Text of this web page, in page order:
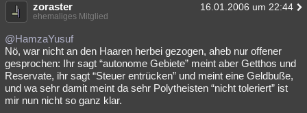
zoraster 16.01.2006 um 22:44
ehemaliges Mitglied
@HamzaYusuf
Nö, war nicht an den Haaren herbei gezogen, aheb nur offener
gesprochen: Ihr sagt “autonome Gebiete” meint aber Getthos und
Reservate, ihr sagt “Steuer entrücken” und meint eine Geldbuße,
und wa sehr damit meint da sehr Polytheisten “nicht toleriert” ist
mir nun nicht so ganz klar.